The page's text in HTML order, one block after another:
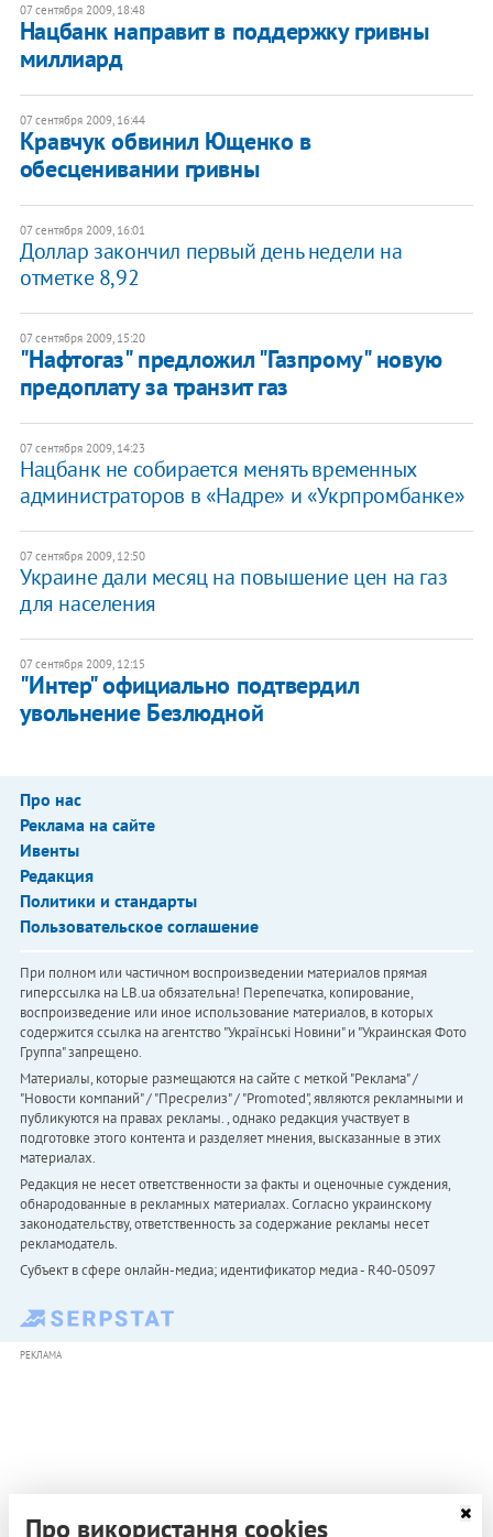
07 сентября 2009, 18:48
Нацбанк направит в поддержку гривны
миллиард
07 сентября 2009, 16:44
Кравчук обвинил Ющенко в
обесценивании гривны
07 сентября 2009, 16:01
Доллар закончил первый день недели на
отметке 8,92
07 сентября 2009, 15:20
"Нафтогаз" предложил "Газпрому" новую
предоплату за транзит газ
07 сентября 2009, 14:23
Нацбанк не собирается менять временных
администраторов в «Надре» и «Укрпромбанке»
07 сентября 2009, 12:50
Украине дали месяц на повышение цен на газ
для населения
07 сентября 2009, 12:15
"Интер" официально подтвердил
увольнение Безлюдной
Про нас
Реклама на сайте
Ивенты
Редакция
Политики и стандарты
Пользовательское соглашение
При полном или частичном воспроизведении материалов прямая
гиперссылка на LB.ua обязательна! Перепечатка, копирование,
воспроизведение или иное использование материалов, в которых
содержится ссылка на агентство "Українськi Новини" и "Украинская Фото
Группа" запрещено.
Материалы, которые размещаются на сайте с меткой "Реклама" /
"Новости компаний" / "Пресрелиз" / "Promoted", являются рекламными и
публикуются на правах рекламы. , однако редакция участвует в
подготовке этого контента и разделяет мнения, высказанные в этих
материалах.
Редакция не несет ответственности за факты и оценочные суждения,
обнародованные в рекламных материалах. Согласно украинскому
законодательству, ответственность за содержание рекламы несет
рекламодатель.
Субъект в сфере онлайн-медиа; идентификатор медиа - R40-05097
РЕКЛАМА
Про використання cookies